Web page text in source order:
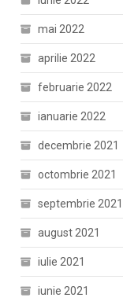
mai 2022
aprilie 2022
februarie 2022
ianuarie 2022
decembrie 2021
octombrie 2021
septembrie 2021
august 2021
iulie 2021
iunie 2021